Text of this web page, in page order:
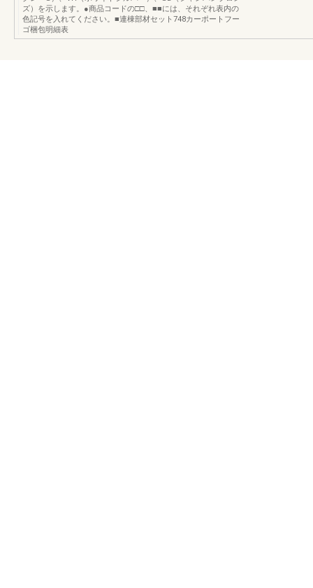
ズ）を示します。●商品コードの□□、■■には、それぞれ表内の
色記号を入れてください。■連棟部材セット748カーポートフー
ゴ梱包明細表